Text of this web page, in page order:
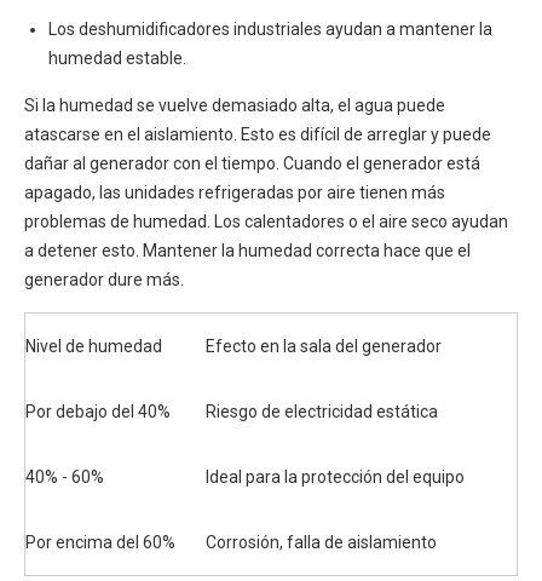
Los deshumidificadores industriales ayudan a mantener la
humedad estable.
Si la humedad se vuelve demasiado alta, el agua puede
atascarse en el aislamiento. Esto es difícil de arreglar y puede
dañar al generador con el tiempo. Cuando el generador está
apagado, las unidades refrigeradas por aire tienen más
problemas de humedad. Los calentadores o el aire seco ayudan
a detener esto. Mantener la humedad correcta hace que el
generador dure más.
Nivel de humedad Efecto en la sala del generador
Por debajo del 40% Riesgo de electricidad estática
40% - 60% Ideal para la protección del equipo
Por encima del 60% Corrosión, falla de aislamiento